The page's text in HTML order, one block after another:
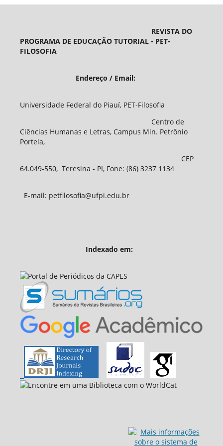
REVISTA DO
PROGRAMA DE EDUCAÇÃO TUTORIAL - PET-
FILOSOFIA
Endereço / Email:
Universidade Federal do Piauí, PET-Filosofia
Centro de
Ciências Humanas e Letras, Campus Min. Petrônio
Portela,
CEP
64.049-550, Teresina - PI, Fone: (86) 3237 1134
E-mail: petfilosofia@ufpi.edu.br
Indexado em: